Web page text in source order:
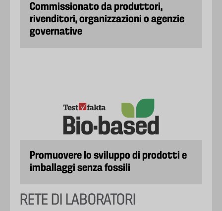
Commissionato da produttori,
rivenditori, organizzazioni o agenzie
governative
Promuovere lo sviluppo di prodotti e
imballaggi senza fossili
RETE DI LABORATORI